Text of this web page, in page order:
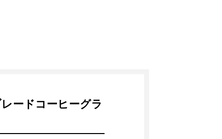
ードコーヒーグラ